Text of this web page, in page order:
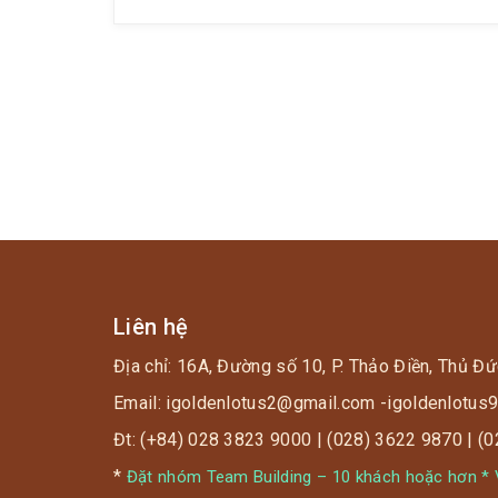
Liên hệ
Địa chỉ: 16A, Đường số 10, P. Thảo Điền, Thủ
Email: igoldenlotus2@gmail.com -
Đt: (+84) 028 3823 9000 | (028) 3622 9870 |
* Đặt nhóm Team Building – 10 khách hoặc hơn